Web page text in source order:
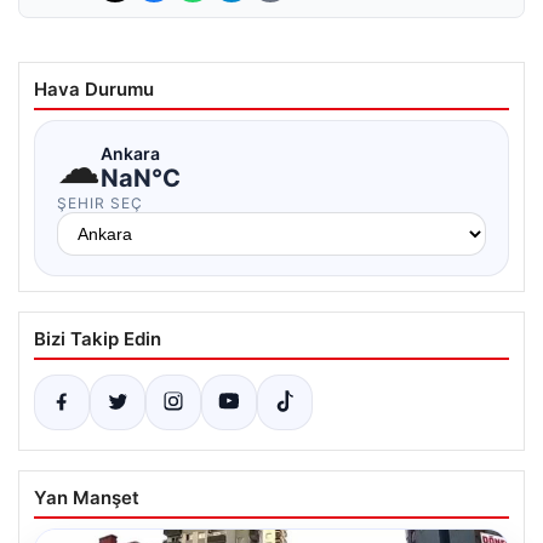
Hava Durumu
☁Ankara
NaN°C
ŞEHIR SEÇ
Bizi Takip Edin
Yan Manşet